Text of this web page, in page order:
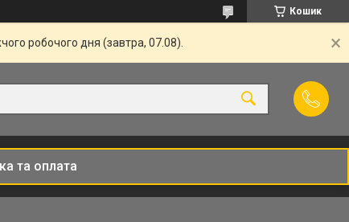
Кошик
робочого дня (завтра, 07.08).
та оплата